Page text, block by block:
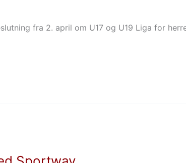
fra 2. april om U17 og U19 Liga for